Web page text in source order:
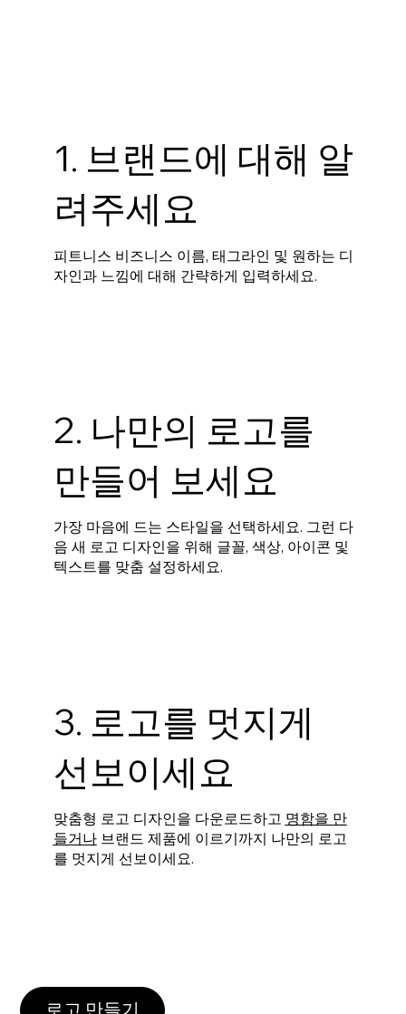
1. 브랜드에 대해 알
려주세요
피트니스 비즈니스 이름, 태그라인 및 원하는 디
자인과 느낌에 대해 간략하게 입력하세요.
2. 나만의 로고를
만들어 보세요
가장 마음에 드는 스타일을 선택하세요. 그런 다
음 새 로고 디자인을 위해 글꼴, 색상, 아이콘 및
텍스트를 맞춤 설정하세요.
3. 로고를 멋지게
선보이세요
맞춤형 로고 디자인을 다운로드하고 명함을 만
들거나브랜드 제품에 이르기까지 나만의 로고
를 멋지게 선보이세요.
로고 만들기